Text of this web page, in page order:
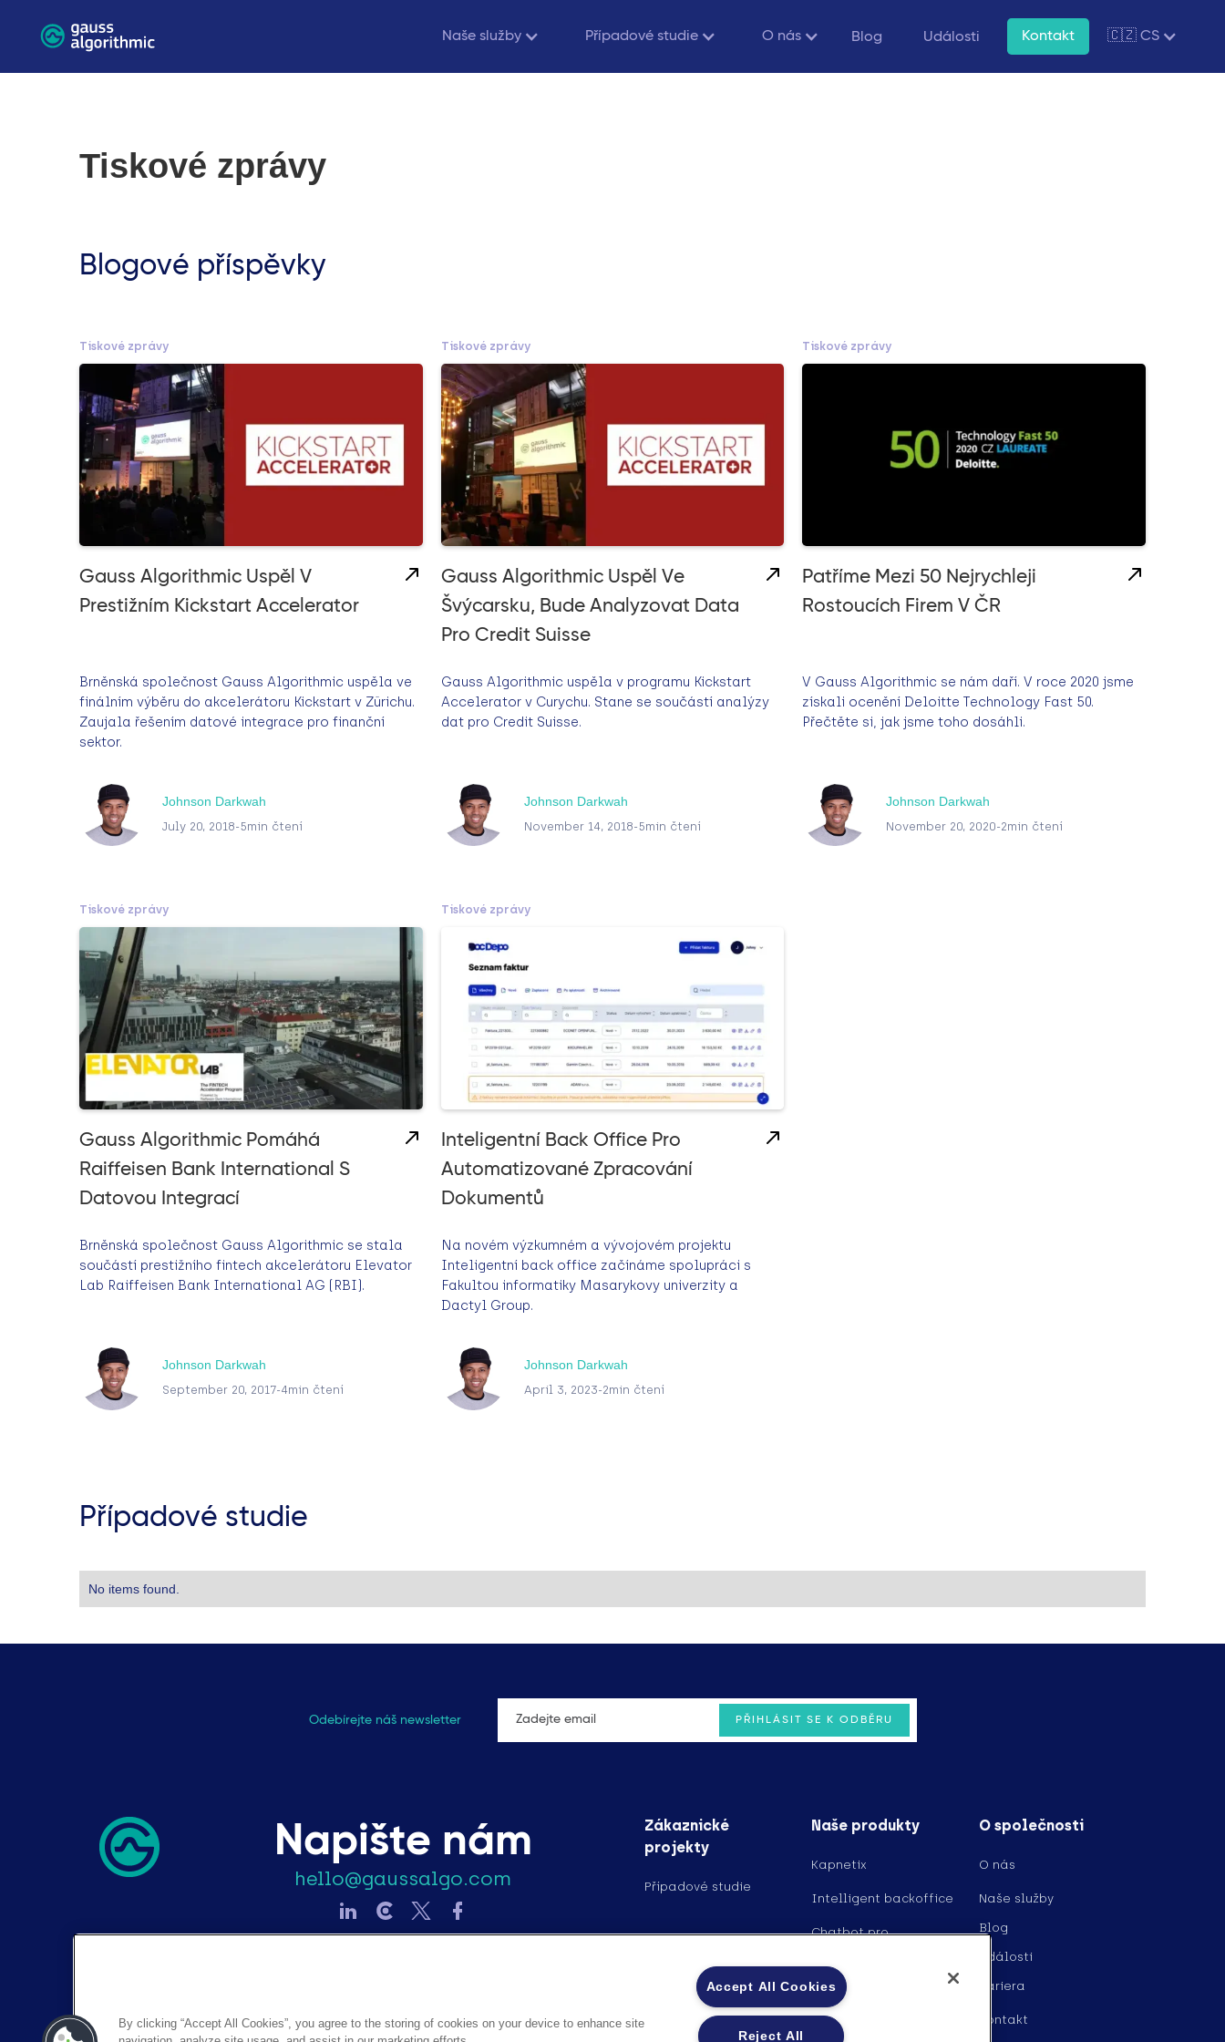
Naše služby Případové studie O nás Blog Události Kontakt 🇨🇿 CS
Tiskové zprávy
Blogové příspěvky
Tiskové zprávy
Gauss Algorithmic Uspěl V
Prestižním Kickstart Accelerator
Brněnská společnost Gauss Algorithmic uspěla ve
finálním výběru do akcelerátoru Kickstart v Zürichu.
Zaujala řešením datové integrace pro finanční
sektor.
Johnson Darkwah
July 20, 2018-5min čtení
Tiskové zprávy
Gauss Algorithmic Uspěl Ve
Švýcarsku, Bude Analyzovat Data
Pro Credit Suisse
Gauss Algorithmic uspěla v programu Kickstart
Accelerator v Curychu. Stane se součástí analýzy
dat pro Credit Suisse.
Johnson Darkwah
November 14, 2018-5min čtení
Tiskové zprávy
Patříme Mezi 50 Nejrychleji
Rostoucích Firem V ČR
V Gauss Algorithmic se nám daří. V roce 2020 jsme
získali ocenění Deloitte Technology Fast 50.
Přečtěte si, jak jsme toho dosáhli.
Johnson Darkwah
November 20, 2020-2min čtení
Tiskové zprávy
Gauss Algorithmic Pomáhá
Raiffeisen Bank International S
Datovou Integrací
Brněnská společnost Gauss Algorithmic se stala
součástí prestižního fintech akcelerátoru Elevator
Lab Raiffeisen Bank International AG (RBI).
Johnson Darkwah
September 20, 2017-4min čtení
Tiskové zprávy
Inteligentní Back Office Pro
Automatizované Zpracování
Dokumentů
Na novém výzkumném a vývojovém projektu
Inteligentní back office začínáme spolupráci s
Fakultou informatiky Masarykovy univerzity a
Dactyl Group.
Johnson Darkwah
April 3, 2023-2min čtení
Případové studie
No items found.
Odebírejte náš newsletter
Napište nám
hello@gaussalgo.com
Zákaznické
projekty
Případové studie
Naše produkty
Kapnetix
Intelligent backoffice
Chatbot pro
O společnosti
O nás
Naše služby
Blog
Události
Kariera
Kontakt
By clicking “Accept All Cookies”, you agree to the storing of cookies on your device to enhance site
Accept All Cookies
Reject All